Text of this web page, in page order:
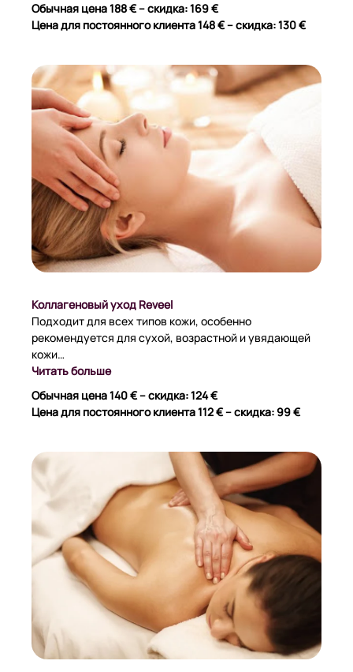
Обычная цена 188 € – скидка: 169 €
Цена для постоянного клиента 148 € – скидка: 130 €
Коллагеновый уход Reveel
Подходит для всех типов кожи, особенно
рекомендуется для сухой, возрастной и увядающей
кожи…
Читать больше
Обычная цена 140 € – скидка: 124 €
Цена для постоянного клиента 112 € – скидка: 99 €